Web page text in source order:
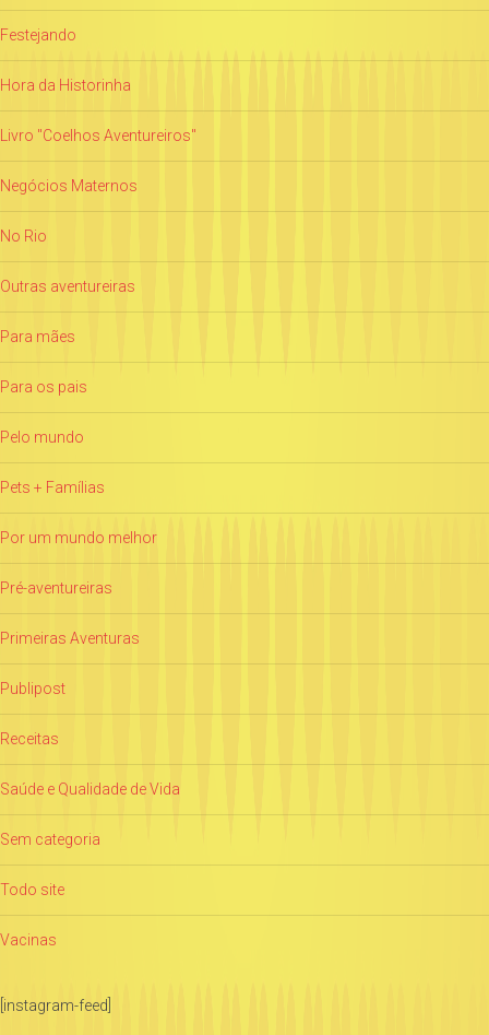
Festejando
Hora da Historinha
Livro "Coelhos Aventureiros"
Negócios Maternos
No Rio
Outras aventureiras
Para mães
Para os pais
Pelo mundo
Pets + Famílias
Por um mundo melhor
Pré-aventureiras
Primeiras Aventuras
Publipost
Receitas
Saúde e Qualidade de Vida
Sem categoria
Todo site
Vacinas
[instagram-feed]